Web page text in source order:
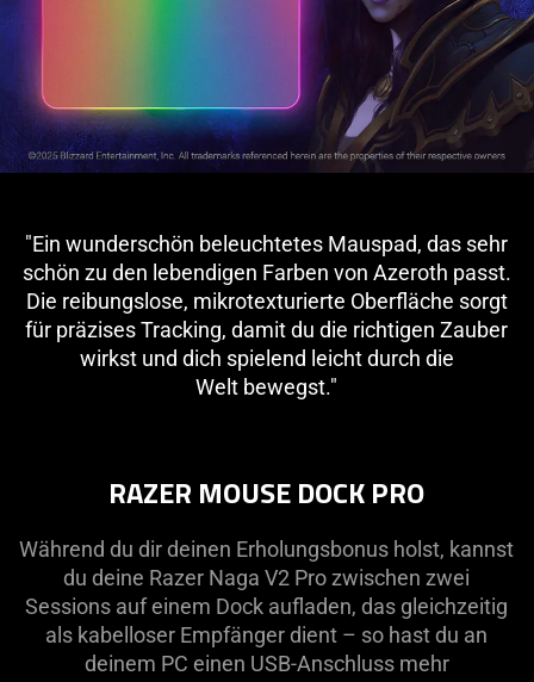
"Ein wunderschön beleuchtetes Mauspad, das sehr
schön zu den lebendigen Farben von Azeroth passt.
Die reibungslose, mikrotexturierte Oberfläche sorgt
für präzises Tracking, damit du die richtigen Zauber
wirkst und dich spielend leicht durch die
Welt bewegst."
RAZER MOUSE DOCK PRO
Während du dir deinen Erholungsbonus holst, kannst
du deine Razer Naga V2 Pro zwischen zwei
Sessions auf einem Dock aufladen, das gleichzeitig
als kabelloser Empfänger dient – so hast du an
deinem PC einen USB-Anschluss mehr